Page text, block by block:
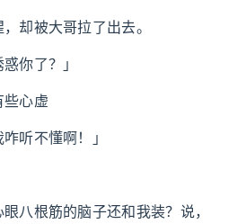
却被大哥拉了出去。
你了？」
些心虚
听不懂啊！」
眼八根筋的脑子还和我装？说，